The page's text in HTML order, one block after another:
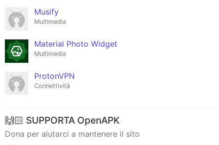
Musify
Multimedia
Material Photo Widget
Multimedia
ProtonVPN
Connettività
🙌🏻 SUPPORTA OpenAPK
Dona per aiutarci a mantenere il sito